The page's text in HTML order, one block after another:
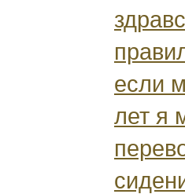
если
лет я